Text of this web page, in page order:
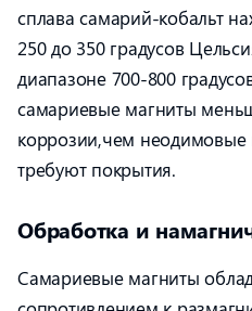
сплава самарий-кобальт
250 до 350 градусов
диапазоне 700-800
самариевые магниты
коррозии,чем
требуют покрытия.
Обработка и
Самариевые магниты